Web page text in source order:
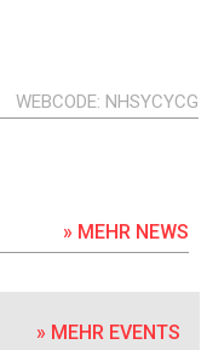
WEBCODE NHSYCYCG
» MEHR NEWS
» MEHR EVENTS